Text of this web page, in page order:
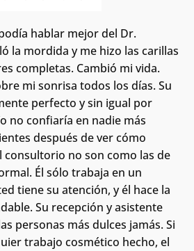
hablar mejor del Dr.
la mordida y me hizo las carillas
completas. Cambió mi vida.
mi sonrisa todos los días. Su
perfecto y sin igual por
no confiaría en nadie más
después de ver cómo
consultorio no son como las de
Él sólo trabaja en un
tiene su atención, y él hace la
Su recepción y asistente
personas más dulces jamás. Si
trabajo cosmético hecho, el